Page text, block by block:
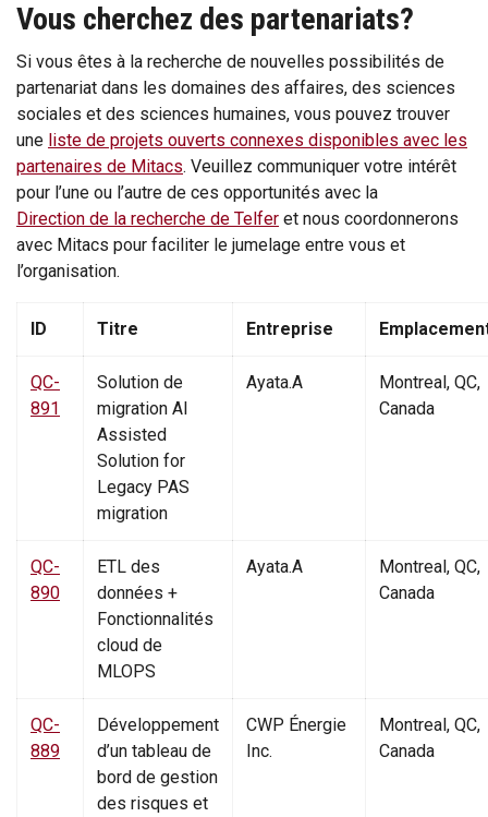
Vous cherchez des partenariats?
Si vous êtes à la recherche de nouvelles possibilités de
partenariat dans les domaines des affaires, des sciences
sociales et des sciences humaines, vous pouvez trouver
une liste de projets ouverts connexes disponibles avec les
partenaires de Mitacs. Veuillez communiquer votre intérêt
pour l’une ou l’autre de ces opportunités avec la
Direction de la recherche de Telfer et nous coordonnerons
avec Mitacs pour faciliter le jumelage entre vous et
l’organisation.
ID Titre Entreprise
QC-
891
Solution de
migration AI
Assisted
Solution for
Legacy PAS
migration
Ayata.A
Montreal, QC,
Canada
QC-
890
ETL des
données +
Fonctionnalités
cloud de
MLOPS
Ayata.A
Montreal, QC,
Canada
QC-
889
Développement
d’un tableau de
bord de gestion
des risques et
CWP Énergie
Inc.
Montreal, QC,
Canada